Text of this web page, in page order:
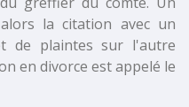
la citation avec un
de plaintes sur l'autre
en divorce est appelé le